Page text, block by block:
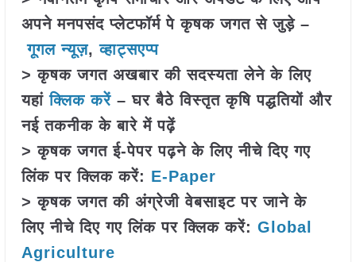
अपने मनपसंद प्लेटफॉर्म पे कृषक जगत से जुड़े –
गूगल न्यूज़,व्हाट्सएप्प
> कृषक जगत अखबार की सदस्यता लेने के लिए
यहांक्लिक करें– घर बैठे विस्तृत कृषि पद्धतियों और
नई तकनीक के बारे में पढ़ें
> कृषक जगत ई-पेपर पढ़ने के लिए नीचे दिए गए
लिंक पर क्लिक करें: E-Paper
> कृषक जगत की अंग्रेजी वेबसाइट पर जाने के
लिए नीचे दिए गए लिंक पर क्लिक करें: Global
Agriculture